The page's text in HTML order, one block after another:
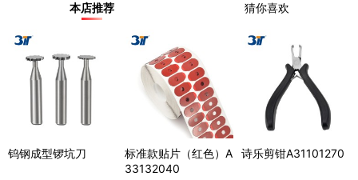
本店推荐 猜你喜欢
钨钢成型锣坑刀
标准款贴片（红色）A
33132040
诗乐剪钳A31101270